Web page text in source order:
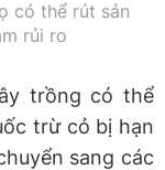
có thể rút sản
rủi ro
trồng có thể
trừ cỏ bị hạn
sang các